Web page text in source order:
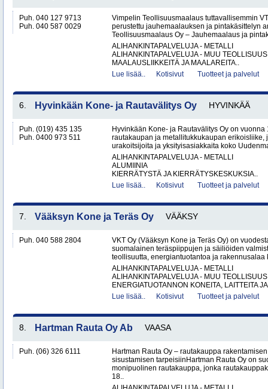
Puh. 040 127 9713
Puh. 040 587 0029
Vimpelin Teollisuusmaalaus tuttavallisemmin
perustettu jauhemaalauksen ja pintakäsittelyn
Teollisuusmaalaus Oy – Jauhemaalaus ja
ALIHANKINTAPALVELUJA - METALLI
ALIHANKINTAPALVELUJA - MUU TEOLLISUUS
MAALAUSLIIKKEITÄ JA MAALAREITA..
Lue lisää..
Kotisivut Tuotteet ja palvelut
6. Hyvinkään Kone- ja Rautavälitys Oy HYVINKÄÄ
Puh. (019) 435 135
Puh. 0400 973 511
Hyvinkään Kone- ja Rautavälitys Oy on
rautakaupan ja metallitukkukaupan erikoisliike,
urakoitsijoita ja yksityisasiakkaita koko
ALIHANKINTAPALVELUJA - METALLI
ALUMIINIA
KIERRÄTYSTÄ JA KIERRÄTYSKESKUKSIA..
Lue lisää..
Kotisivut Tuotteet ja palvelut
7. Vääksyn Kone ja Teräs Oy VÄÄKSY
Puh. 040 588 2804
VKT Oy (Vääksyn Kone ja Teräs Oy) on
suomalainen teräspiippujen ja säiliöiden
teollisuutta, energiantuotantoa ja rakennusalaa
ALIHANKINTAPALVELUJA - METALLI
ALIHANKINTAPALVELUJA - MUU TEOLLISUUS
ENERGIATUOTANNON KONEITA, LAITTEITA
Lue lisää..
Kotisivut Tuotteet ja palvelut
8. Hartman Rauta Oy Ab VAASA
Puh. (06) 326 6111
Hartman Rauta Oy – rautakauppa
sisustamisen tarpeisiinHartman Rauta Oy on
monipuolinen rautakauppa, jonka
18..